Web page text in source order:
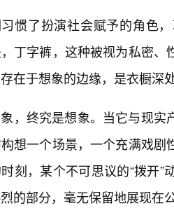
惯了扮演社会赋予的角色
丁字裤，这种被视为私密
在于想象的边缘，是衣橱深
，终究是想象。当它与现实
想一个场景，一个充满戏
刻，某个不可思议的“拨开
的部分，毫无保留地展现在